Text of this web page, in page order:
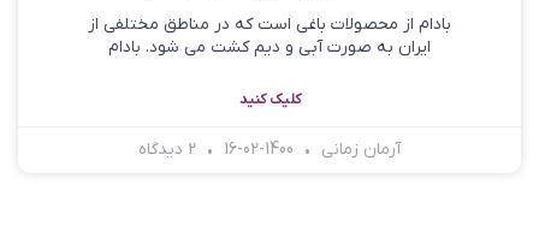
بادام از محصولات باغی است که در مناطق مختلفی از
ایران به صورت آبی و دیم کشت می شود. بادام
کلیک کنید
آرمان زمانی